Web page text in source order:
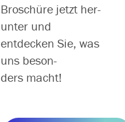
Broschüre jetzt her­
un­ter und
ent­de­cken Sie, was
uns beson­
ders macht!